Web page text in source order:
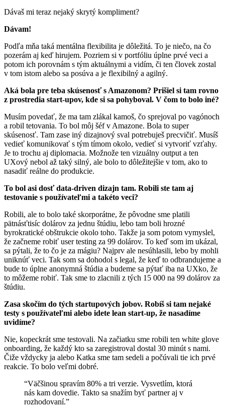
Dávaš mi teraz nejaký skrytý kompliment?
Dávam!
Podľa mňa taká mentálna flexibilita je dôležitá. To je niečo, na čo
pozerám aj keď hirujem. Pozriem si v portfóliu úplne prvé veci a
potom ich porovnám s tým aktuálnymi a vidím, či ten človek zostal
v tom istom alebo sa posúva a je flexibilný a agilný.
Aká bola pre teba skúsenosť s Amazonom? Prišiel si tam rovno
z prostredia start-upov, kde si sa pohyboval. V čom to bolo iné?
Musím povedať, že ma tam zlákal kamoš, čo sprejoval po vagónoch
a robil tetovania. To bol môj šéf v Amazone. Bola to super
skúsenosť. Tam zase iný dizajnový sval potrebuješ precvičiť. Musíš
vedieť komunikovať s tým tímom okolo, vedieť si vytvoriť vzťahy.
Je to trochu aj diplomacia. Možnože ten vizuálny output a ten
UXový nebol až taký silný, ale bolo to dôležitejšie v tom, ako to
nasadiť reálne do produkcie.
To bol asi dosť data-driven dizajn tam. Robili ste tam aj
testovanie s používateľmi a takéto veci?
Robili, ale to bolo také skorporátne, že pôvodne sme platili
pätnásťtisíc dolárov za jednu štúdiu, lebo tam boli hrozné
byrokratické obštrukcie okolo toho. Takže ja som potom vymyslel,
že začneme robiť user testing za 99 dolárov. To keď som im ukázal,
sa pýtali, že to čo je za mágiu? Najprv ale nesúhlasili, lebo by mohli
uniknúť veci. Tak som sa dohodol s legal, že keď to odbrandujeme a
bude to úplne anonymná štúdia a budeme sa pýtať iba na UXko, že
to môžeme robiť. Tak sme to zlacnili z tých 15 000 na 99 dolárov za
štúdiu.
Zasa skočím do tých startupových jobov. Robíš si tam nejaké
testy s používateľmi alebo idete lean start-up, že nasadíme
uvidíme?
Nie, kopeckrát sme testovali. Na začiatku sme robili ten white glove
onboarding, že každý kto sa zaregistroval dostal 30 minút s nami.
Čiže vždycky ja alebo Katka sme tam sedeli a počúvali tie ich prvé
reakcie. To bolo veľmi dobré.
“Väčšinou spravím 80% a tri verzie. Vysvetlím, ktorá
nás kam dovedie. Takto sa snažím byť partner aj v
rozhodovaní.”